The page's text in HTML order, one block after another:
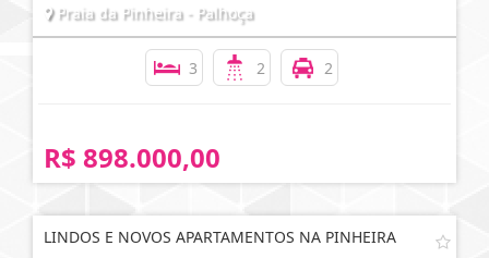
Praia da Pinheira - Palhoça
3 2 2
R$ 898.000,00
LINDOS E NOVOS APARTAMENTOS NA PINHEIRA